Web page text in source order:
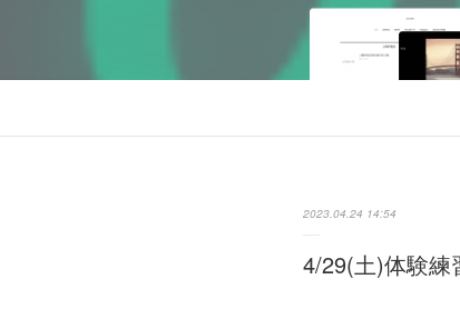
2023.04.24 14:54
4/29(土)体験練